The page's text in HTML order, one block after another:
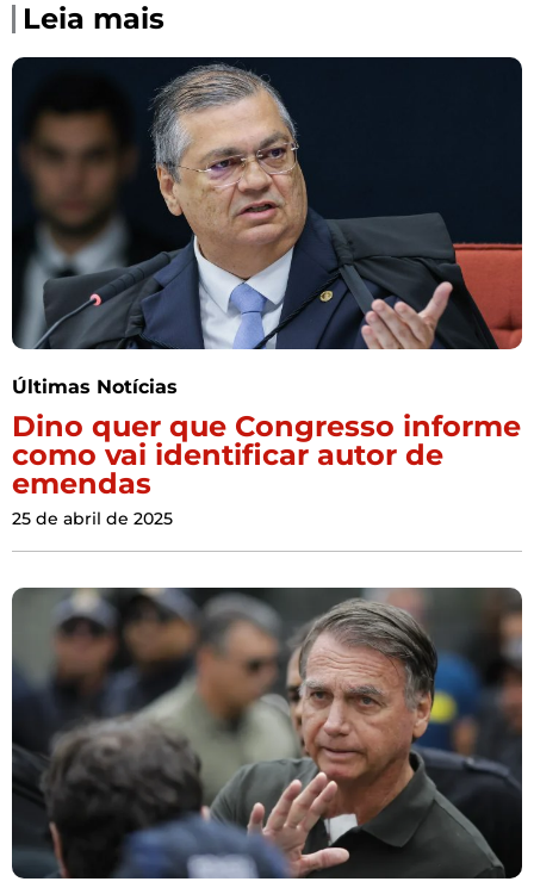
Leia mais
Últimas Notícias
Dino quer que Congresso informe
como vai identificar autor de
emendas
25 de abril de 2025